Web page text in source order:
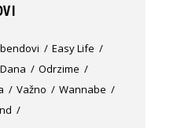
Easy Life
Odrzime
Važno
Wannabe